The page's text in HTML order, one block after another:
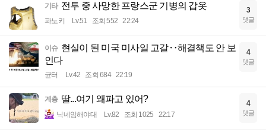
기타 전투 중 사망한 프랑스군 기병의 갑옷
파노키 Lv.51 조회 552 22:24
3
댓글
이슈 현실이 된 미국 미사일 고갈‥해결책도 안 보
인다
균터 Lv.42 조회 684 22:19
4
댓글
계층 딸...여기 왜파고 있어?
닉네임해야대 Lv.82 조회 1025 22:17
4
댓글